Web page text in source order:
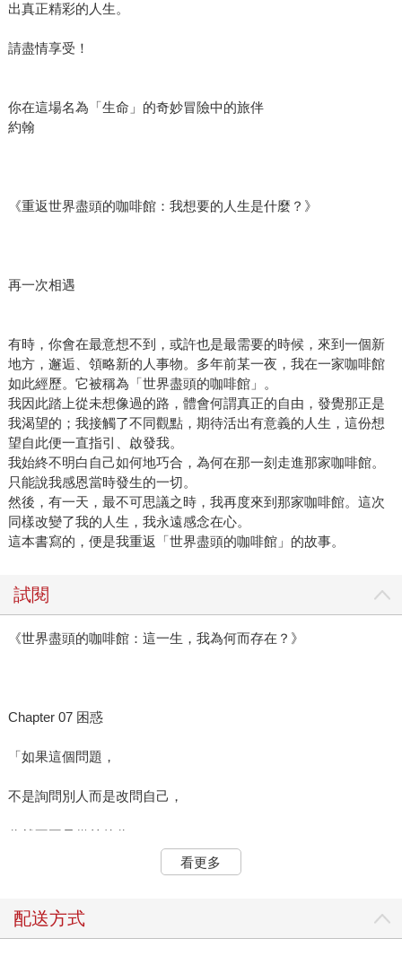
出真正精彩的人生。
請盡情享受！
你在這場名為「生命」的奇妙冒險中的旅伴
約翰
《重返世界盡頭的咖啡館：我想要的人生是什麼？》
再一次相遇
有時，你會在最意想不到，或許也是最需要的時候，來到一個新
地方，邂逅、領略新的人事物。多年前某一夜，我在一家咖啡館
如此經歷。它被稱為「世界盡頭的咖啡館」。
我因此踏上從未想像過的路，體會何謂真正的自由，發覺那正是
我渴望的；我接觸了不同觀點，期待活出有意義的人生，這份想
望自此便一直指引、啟發我。
我始終不明白自己如何地巧合，為何在那一刻走進那家咖啡館。
只能說我感恩當時發生的一切。
然後，有一天，最不可思議之時，我再度來到那家咖啡館。這次
同樣改變了我的人生，我永遠感念在心。
這本書寫的，便是我重返「世界盡頭的咖啡館」的故事。
試閱
《世界盡頭的咖啡館：這一生，我為何而存在？》
Chapter 07 困惑
「如果這個問題，
不是詢問別人而是改問自己，
你就不再是從前的你了。」
我看著凱西走向廚房窗口，第一次注意到廚房裡有個男人。他一
看更多
配送方式